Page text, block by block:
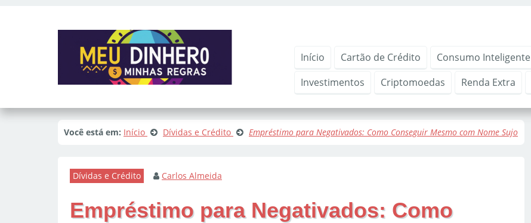
Início Cartão de Crédito Consumo Inteligente
Investimentos
Criptomoedas Renda Extra
Você está em: Início Dívidas e Crédito Empréstimo para Negativados: Como Conseguir Mesmo com Nome Sujo
Dívidas e Crédito Carlos Almeida
Empréstimo para Negativados: Como